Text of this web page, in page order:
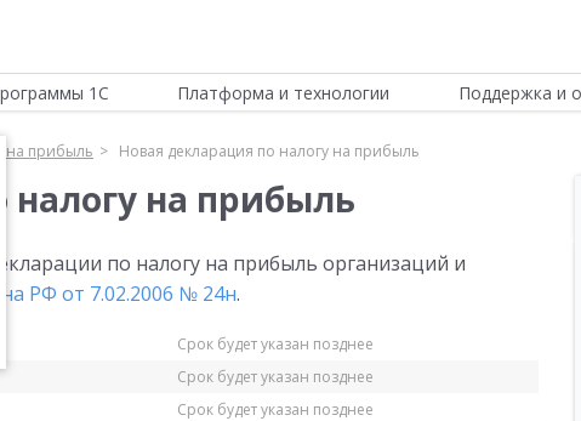
1С Платформа и технологии Поддержка и
на прибыль Новая декларация по налогу на прибыль
налогу на прибыль
по налогу на прибыль организаций и
РФ от 7.02.2006 № 24н.
Срок будет указан позднее
Срок будет указан позднее
Срок будет указан позднее